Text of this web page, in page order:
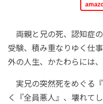
両親と兄の死、認知症
受験、積み重なりゆく仕
外の人生、かたわらには、
実兄の突然死をめぐる
く『全員悪人』、壊れて